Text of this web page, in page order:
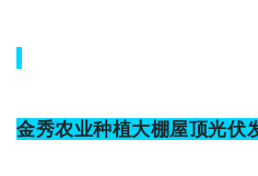
金秀农业种植大棚屋顶光伏